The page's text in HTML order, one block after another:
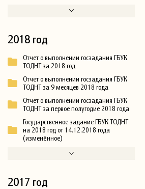
2018 год
Отчет о выполнении госзадания ГБУК
ТОДНТ за 2018 год
Отчет о выполнении госзадания ГБУК
ТОДНТ за 9 месяцев 2018 года
Отчет о выполнении госзадания ГБУК
ТОДНТ за первое полугодие 2018 года
Государственное задание ГБУК ТОДНТ
на 2018 год от 14.12.2018 года
(изменённое)
2017 год